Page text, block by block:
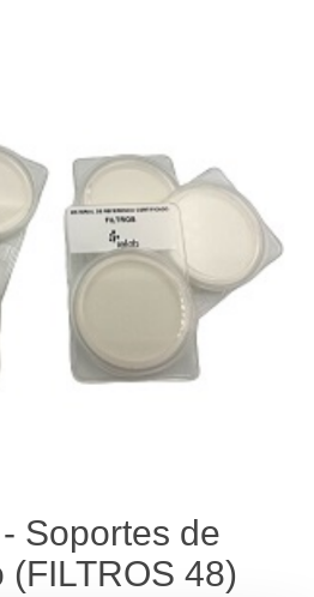
Soportes de
(FILTROS 48)